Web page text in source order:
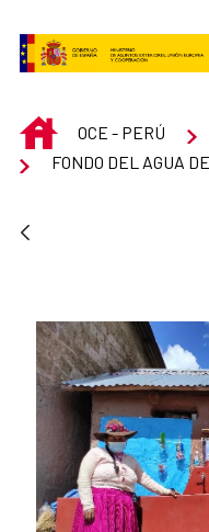
INICIOOCE - PERÚ